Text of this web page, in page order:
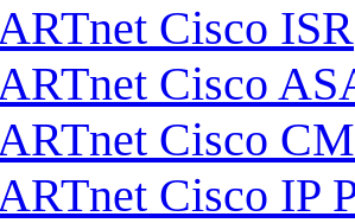
Cisco ISR
Cisco
Cisco
Cisco IP